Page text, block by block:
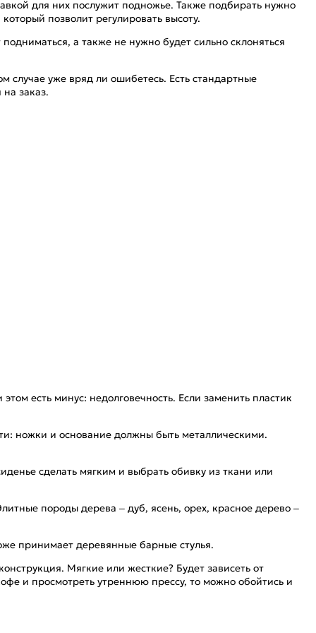
для них послужит подножье. Также подбирать нужно
позволит регулировать высоту.
а также не нужно будет сильно склоняться
случае уже вряд ли ошибетесь. Есть стандартные
заказ.
есть минус: недолговечность. Если заменить пластик
ножки и основание должны быть металлическими.
сделать мягким и выбрать обивку из ткани или
породы дерева – дуб, ясень, орех, красное дерево –
принимает деревянные барные стулья.
Мягкие или жесткие? Будет зависеть от
и просмотреть утреннюю прессу, то можно обойтись и